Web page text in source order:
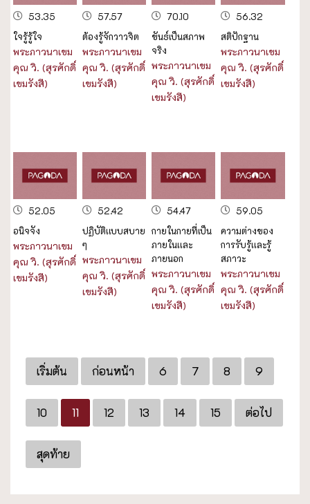
53.35
ใจรู้รู้ใจ
พระภาวนาเขม
คุณ วิ. (สุรศักดิ์
เขมรังสี)
57.57
ต้องรู้จักวาวจิต
พระภาวนาเขม
คุณ วิ. (สุรศักดิ์
เขมรังสี)
70.10
ขันธ์เป็นสภาพ
จริง
พระภาวนาเขม
คุณ วิ. (สุรศักดิ์
เขมรังสี)
56.32
สติปักฐาน
พระภาวนาเขม
คุณ วิ. (สุรศักดิ์
เขมรังสี)
52.05
อนิจจัง
พระภาวนาเขม
คุณ วิ. (สุรศักดิ์
เขมรังสี)
52.42
ปฏิบัติเเบบสบาย
ๆ
พระภาวนาเขม
คุณ วิ. (สุรศักดิ์
เขมรังสี)
54.47
กายในกายที่เป็น
ภายในเเละ
ภายนอก
พระภาวนาเขม
คุณ วิ. (สุรศักดิ์
เขมรังสี)
59.05
ความต่างของ
การรับรู้เเละรู้
สภาวะ
พระภาวนาเขม
คุณ วิ. (สุรศักดิ์
เขมรังสี)
เริ่มต้น ก่อนหน้า 6 7 8 9
10 11 12 13 14 15 ต่อไป
สุดท้าย